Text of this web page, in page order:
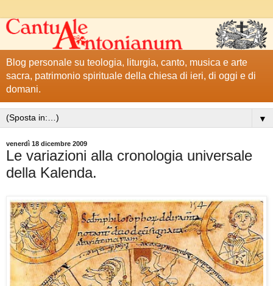
Blog personale su teologia, liturgia, canto, musica e arte
sacra, patrimonio spirituale della chiesa di ieri, di oggi e di
domani.
▼
venerdì 18 dicembre 2009
Le variazioni alla cronologia universale
della Kalenda.